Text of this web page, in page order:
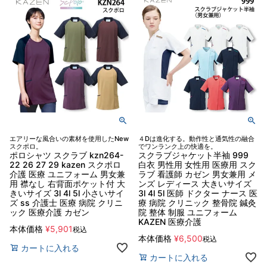
エアリーな風合いの素材を使用したNew
スクポロ。
ポロシャツ スクラブ kzn264-
22 26 27 29 kazen スクポロ
介護 医療 ユニフォーム 男女兼
用 襟なし 右背面ポケット付 大
きいサイズ 3l 4l 5l 小さいサイ
ズ ss 介護士 医療 病院 クリニ
ック 医療介護 カゼン
本体価格 ¥5,901税込
カートに入れる
４Dは進化する。動作性と通気性の融合
でワンランク上の快適を。
スクラブジャケット半袖 999
白衣 男性用 女性用 医療用 スク
ラブ 看護師 カゼン 男女兼用 メ
ンズ レディース 大きいサイズ
3l 4l 5l 医師 ドクター ナース 医
療 病院 クリニック 整骨院 鍼灸
院 整体 制服 ユニフォーム
KAZEN 医療介護
本体価格 ¥6,500税込
カートに入れる